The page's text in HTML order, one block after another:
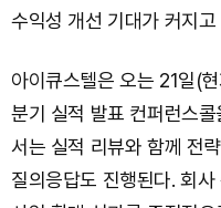
수익성 개선 기대가 커지고
아이큐스텔은 오는 21일(
분기 실적 발표 컨퍼런스
서는 실적 리뷰와 함께 전
질의응답도 진행된다. 회